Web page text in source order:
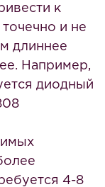
к
и не
длиннее
Например,
диодный
4-8